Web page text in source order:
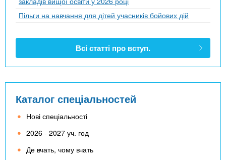
Пільги на навчання для дітей учасників бойових дій
Всі статті про вступ.
Каталог спеціальностей
Нові спеціальності
2026 - 2027 уч. год
Де вчать, чому вчать